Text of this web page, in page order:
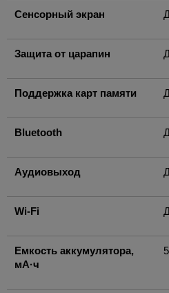
Сенсорный экран
Защита от царапин
Поддержка карт памяти
Bluetooth
Аудиовыход
Wi-Fi
Емкость аккумулятора,
мА·ч